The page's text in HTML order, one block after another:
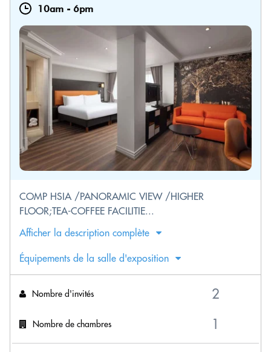
10am - 6pm
COMP HSIA /PANORAMIC VIEW /HIGHER
FLOOR;TEA-COFFEE FACILITIE...
Afficher la description complète
Équipements de la salle d'exposition
Nombre d'invités
Nombre de chambres